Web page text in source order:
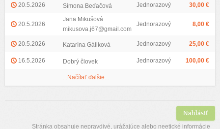
20.5.2026 Simona Beďačová Jednorazový 30,00 €
20.5.2026
Jana Mikušová
mikusova.j67@gmail.com
Jednorazový 8,00 €
20.5.2026 Katarína Gáliková Jednorazový 25,00 €
16.5.2026 Dobrý človek Jednorazový 100,00 €
...Načítať ďalšie...
Nahlásiť
Stránka obsahuje nepravdivé, urážajúce alebo neetické informácie